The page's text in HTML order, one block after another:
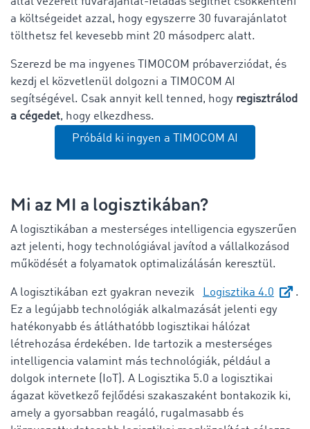
a költségeidet azzal, hogy egyszerre 30 fuvarajánlatot
tölthetsz fel kevesebb mint 20 másodperc alatt.
Szerezd be ma ingyenes TIMOCOM próbaverziódat, és
kezdj el közvetlenül dolgozni a TIMOCOM AI
segítségével. Csak annyit kell tenned, hogy regisztrálod
a cégedet, hogy elkezdhess.
Próbáld ki ingyen a TIMOCOM AI
Mi az MI a logisztikában?
A logisztikában a mesterséges intelligencia egyszerűen
azt jelenti, hogy technológiával javítod a vállalkozásod
működését a folyamatok optimalizálásán keresztül.
A logisztikában ezt gyakran nevezik Logisztika 4.0
.
Ez a legújabb technológiák alkalmazását jelenti egy
hatékonyabb és átláthatóbb logisztikai hálózat
létrehozása érdekében. Ide tartozik a mesterséges
intelligencia valamint más technológiák, például a
dolgok internete (IoT). A Logisztika 5.0 a logisztikai
ágazat következő fejlődési szakaszaként bontakozik ki,
amely a gyorsabban reagáló, rugalmasabb és